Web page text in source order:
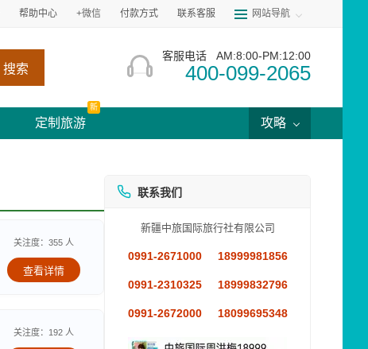
帮助中心 +微信 付款方式 联系客服 网站导航
搜索
客服电话 AM:8:00-PM:12:00
400-099-2065
定制旅游
新
攻略
关注度：355 人
查看详情
关注度：192 人
联系我们
新疆中旅国际旅行社有限公司
0991-2671000 18999981856
0991-2310325 18999832796
0991-2672000 18099695348